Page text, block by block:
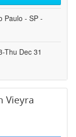
Paulo - SP -
Thu Dec 31
Vieyra